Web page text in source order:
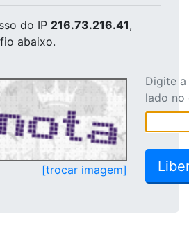
do IP 216.73.216.41,
abaixo.
[trocar imagem]
Digite
lado no